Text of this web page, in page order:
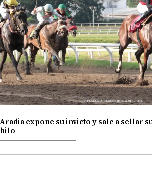
Aradia expone su invicto y sale a sellar
hilo